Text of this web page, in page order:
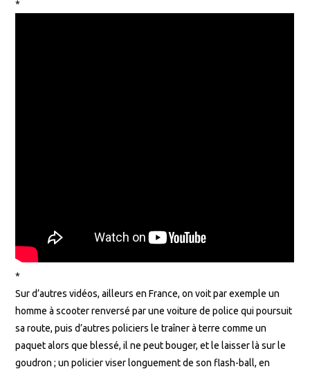
*
*
Sur d’autres vidéos, ailleurs en France, on voit par exemple un
homme à scooter renversé par une voiture de police qui poursuit
sa route, puis d’autres policiers le traîner à terre comme un
paquet alors que blessé, il ne peut bouger, et le laisser là sur le
goudron ; un policier viser longuement de son flash-ball, en